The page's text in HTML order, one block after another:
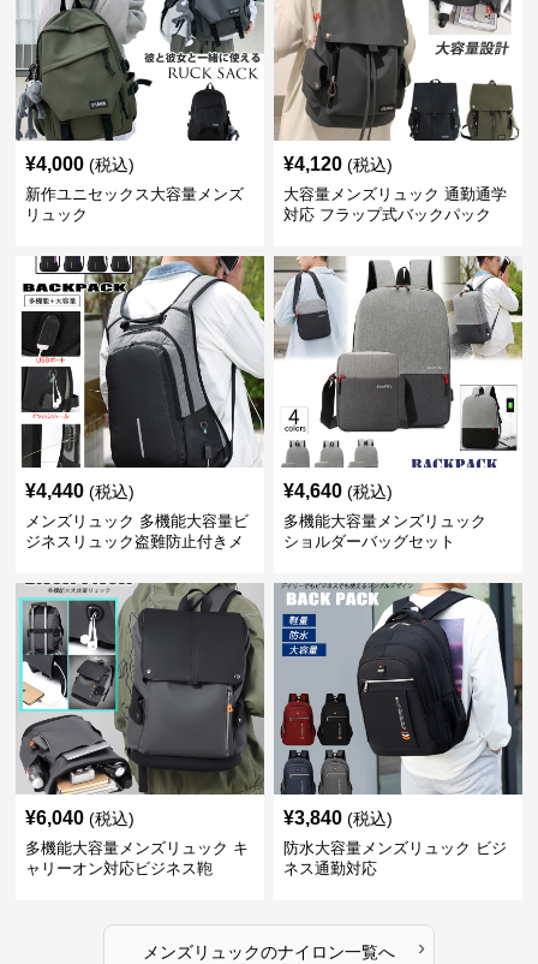
¥4,000 (税込)
新作ユニセックス大容量メンズ
リュック
¥4,120 (税込)
大容量メンズリュック 通勤通学
対応 フラップ式バックパック
¥4,440 (税込)
メンズリュック 多機能大容量ビ
ジネスリュック盗難防止付きメ
¥4,640 (税込)
多機能大容量メンズリュック
ショルダーバッグセット
¥6,040 (税込)
多機能大容量メンズリュック キ
ャリーオン対応ビジネス鞄
¥3,840 (税込)
防水大容量メンズリュック ビジ
ネス通勤対応
メンズリュックのナイロン一覧へ ›